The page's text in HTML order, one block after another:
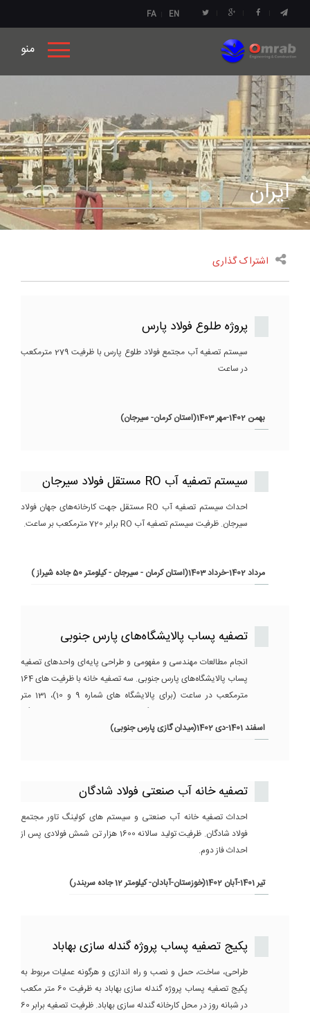
EN
FA
منو
ایران
اشتراک گذاری
پروژه طلوع فولاد پارس
سیستم تصفیه آب مجتمع فولاد طلوع پارس با ظرفیت 279 مترمکعب
در ساعت
بهمن 1402-مهر 1403(استان کرمان- سیرجان)
سیستم تصفیه آب RO مستقل فولاد سیرجان
احداث سیستم تصفیه آب RO مستقل جهت کارخانه‌های جهان فولاد
سیرجان. ظرفیت سیستم تصفیه آب RO برابر 720 مترمکعب بر ساعت.
مرداد 1402-خرداد 1403(استان کرمان - سیرجان - کیلومتر 50 جاده شیراز )
تصفیه پساب پالایشگاه‌های پارس جنوبی
انجام مطالعات مهندسی و مفهومی و طراحی پایه‌ای واحدهای تصفیه
پساب پالایشگاه‌های پارس جنوبی. سه تصفیه خانه با ظرفیت های 164
مترمکعب در ساعت (برای پالایشگاه های شماره 9 و 10)، 131 متر
مکعب در ساعت (برای پالایشگاه های 11 و 12) و 70 (برای پالایشگاه
های شماره 13).اسفند 1401-دی 1402(میدان گازی پارس جنوبی)
تصفیه خانه آب صنعتی فولاد شادگان
احداث تصفیه خانه آب صنعتی و سیستم های کولینگ تاور مجتمع
فولاد شادگان. ظرفیت تولید سالانه 1600 هزار تن شمش فولادی پس از
احداث فاز دوم.
تير 1401-آبان 1402(خوزستان-آبادان- کیلومتر 12 جاده سربندر)
پکیج تصفیه پساب پروژه گندله سازی بهاباد
طراحی، ساخت، حمل و نصب و راه اندازی و هرگونه عملیات مربوط به
پکیج تصفیه پساب پروژه گندله سازی بهاباد به ظرفیت 60 متر مکعب
در شبانه روز در محل کارخانه گندله سازی بهاباد. ظرفیت تصفیه برابر 60